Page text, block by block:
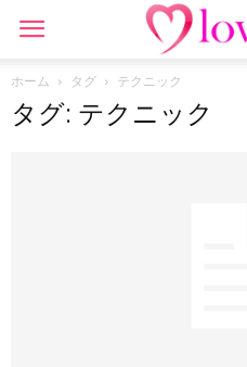
ホーム タグ テクニック
タグ: テクニック